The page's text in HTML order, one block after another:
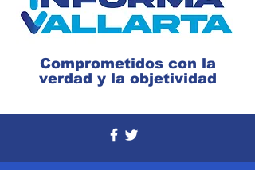
Comprometidos con la
verdad y la objetividad